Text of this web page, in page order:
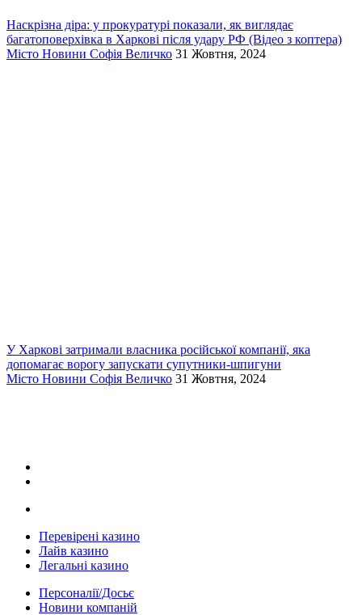
Наскрізна діра: у прокуратурі показали, як виглядає
багатоповерхівка в Харкові після удару РФ (Відео з коптера)
Місто Новини Софія Величко 31 Жовтня, 2024
У Харкові затримали власника російської компанії, яка
допомагає ворогу запускати супутники-шпигуни
Місто Новини Софія Величко 31 Жовтня, 2024
Перевірені казино
Лайв казино
Легальні казино
Персоналії/Досьє
Новини компаній